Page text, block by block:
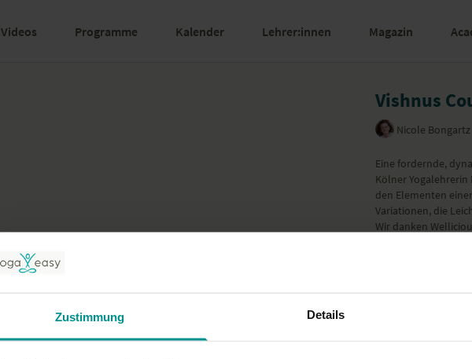
Zustimmung Details
Videos Programme Kalender Lehrer:innen Magazin
Vishnus
Nicole Bongartz
Eine fordernde,
Kölner
den Elementen
Variationen, die
Wir danken